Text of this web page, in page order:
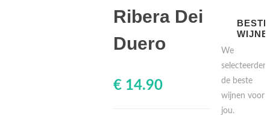
Ribera Dei
Duero
€ 14.90
BESTE
We
selecteerden
de beste
wijnen voor
jou.